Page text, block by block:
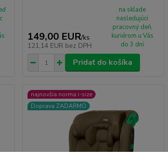
149,00 EUR/ks
121,14 EUR bez DPH
na sklade
nasledujúci
pracovný deň,
kuriérom u Vás
do 3 dní
Pridať do košíka
najnovšia norma i-size
Doprava ZADARMO